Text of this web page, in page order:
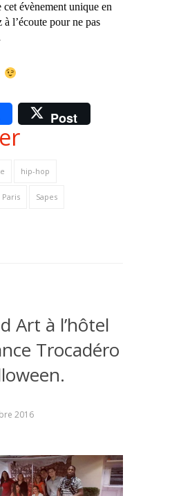
cet évènement unique en
à l’écoute pour ne pas
Post
hip-hop
Paris Sapes
Art à l’hôtel
Trocadéro
2016